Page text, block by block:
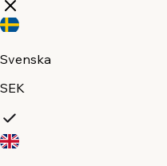
Svenska
SEK